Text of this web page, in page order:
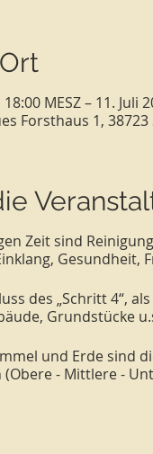
MESZ – 11. Juli
Forsthaus 1,
Zeit sind
Gesundheit,
des „Schritt 4“, als
Grundstücke
und Erde sind
(Obere - Mittlere -